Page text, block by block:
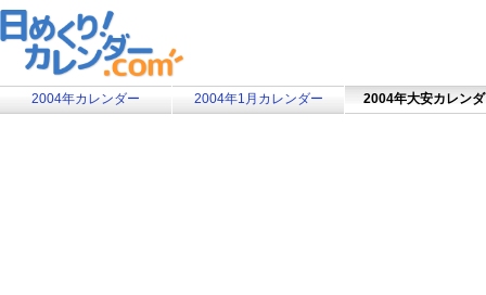
2004年カレンダー 2004年1月カレンダー 2004年大安カレン